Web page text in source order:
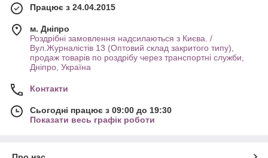
Працює з 24.04.2015
м. Дніпро
Роздрібні замовлення надсилаються з Києва. /
Вул.Журналістів 13 (Оптовий склад закритого типу),
продаж товарів по роздрібу через транспортні служби,
Дніпро, Україна
Контакти
Сьогодні працює з 09:00 до 19:30
Показати весь графік роботи